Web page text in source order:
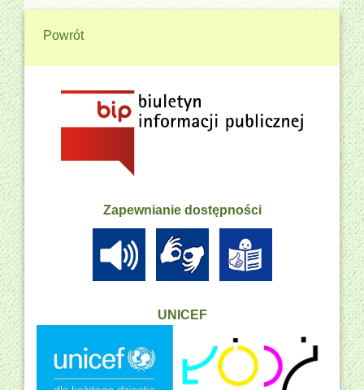
Powrót
Zapewnianie dostępności
UNICEF